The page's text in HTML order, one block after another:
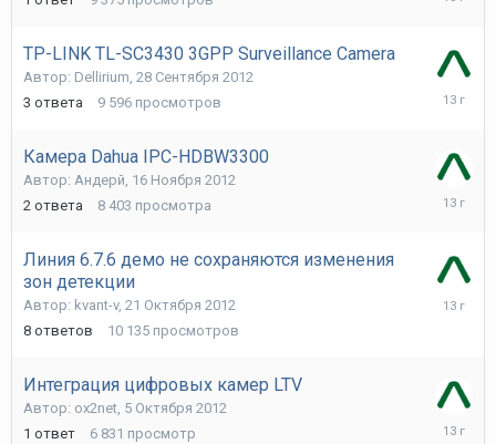
TP-LINK TL-SC3430 3GPP Surveillance Camera
Автор: Dellirium 28 Сентября 2012
3 ответа 9 596 просмотров
Камера Dahua IPC-HDBW3300
Автор: Андерй 16 Ноября 2012
2 ответа 8 403 просмотра
16
Линия 6.7.6 демо не сохраняются изменения
зон детекции
Автор: kvant-v, 21 Октября 2012
8 ответов 10 135 просмотров
Интеграция цифровых камер LTV
Автор: ox2net 5 Октября 2012
1 ответ 6 831 просмотр